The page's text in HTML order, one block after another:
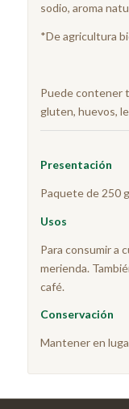
sodio, aroma
*De agricultura
Puede contener
gluten, huevos,
Presentación
Paquete de 250 g
Usos
Para consumir a
merienda.
café.
Conservación
Mantener en